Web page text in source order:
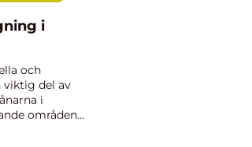
i
och
viktig del av
i
områden